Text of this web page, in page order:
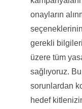
onayların
gerekli
üzere tüm
sağlıyoruz.
sorunlardan
hedef